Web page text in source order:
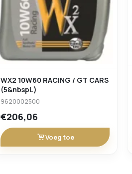
WX2 10W60 RACING / GT CARS
(5&nbspL)
9620002500
€206,06
Voeg toe